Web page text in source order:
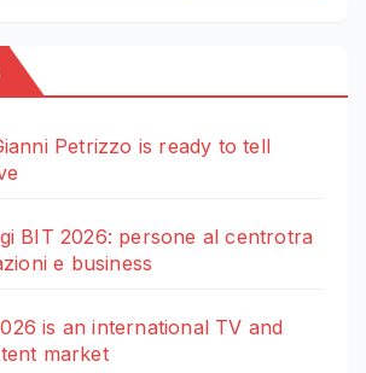
Petrizzo is ready to tell
BIT 2026: persone al centrotra
e business
is an international TV and
market